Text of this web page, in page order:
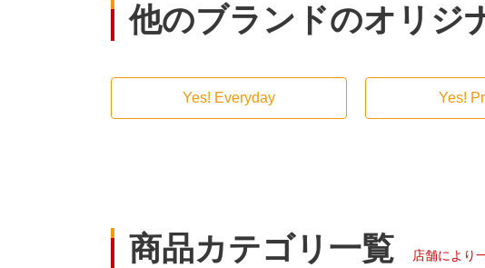
他のブランドのオリジ
Yes! Everyday Yes!
商品カテゴリ一覧 店舗により